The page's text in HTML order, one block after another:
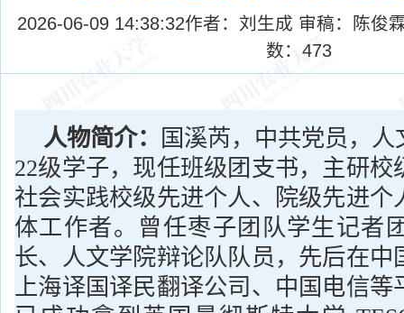
2026-06-09 14:38:32作者：刘生成 审稿：陈俊
数： 473
人物简介：
国溪芮，中共党员，
22级学子，现任班级团支书，主研校
社会实践校级先进个人、院级先进个
体工作者。曾任枣子团队学生记者
长、人文学院辩论队队员，先后在中
上海译国译民翻译公司、中国电信等